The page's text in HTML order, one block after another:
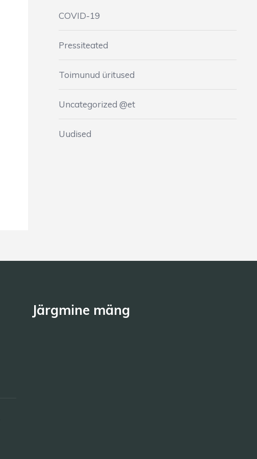
COVID-19
Pressiteated
Toimunud üritused
Uncategorized @et
Uudised
Järgmine mäng